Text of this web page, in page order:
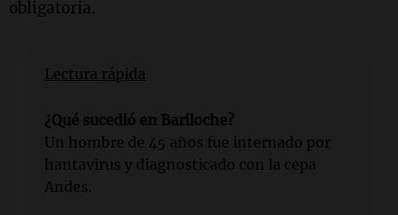
obligatoria.
Lectura rápida
¿Qué sucedió en Bariloche?
Un hombre de 45 años fue internado por
hantavirus y diagnosticado con la cepa
Andes.